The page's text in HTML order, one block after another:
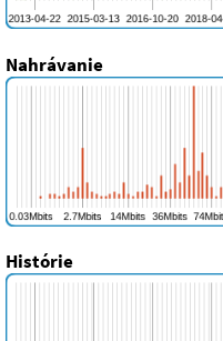
Nahrávanie
Histórie